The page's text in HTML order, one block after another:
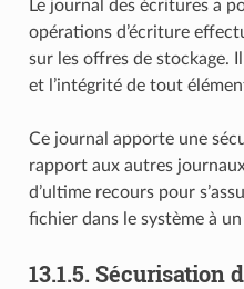
Le journal des écritures a
opérations d’écriture
sur les offres de stockage.
et l’intégrité de tout
Ce journal apporte une
rapport aux autres
d’ultime recours pour
fichier dans le système à
13.1.5. Sécurisation